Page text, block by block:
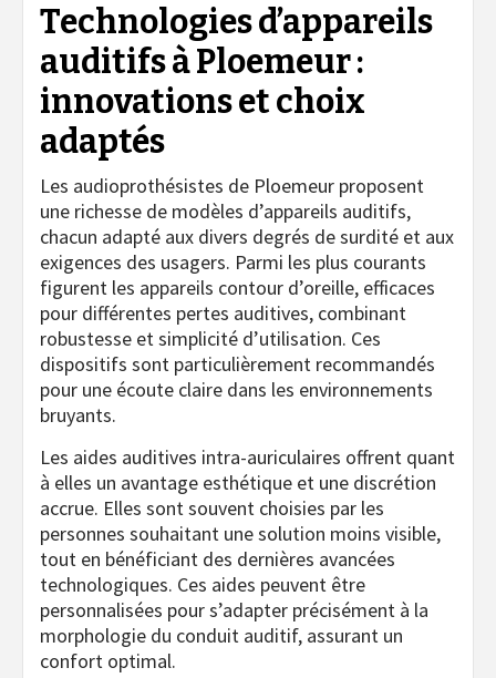
Technologies d’appareils
auditifs à Ploemeur :
innovations et choix
adaptés
Les audioprothésistes de Ploemeur proposent
une richesse de modèles d’appareils auditifs,
chacun adapté aux divers degrés de surdité et aux
exigences des usagers. Parmi les plus courants
figurent les appareils contour d’oreille, efficaces
pour différentes pertes auditives, combinant
robustesse et simplicité d’utilisation. Ces
dispositifs sont particulièrement recommandés
pour une écoute claire dans les environnements
bruyants.
Les aides auditives intra-auriculaires offrent quant
à elles un avantage esthétique et une discrétion
accrue. Elles sont souvent choisies par les
personnes souhaitant une solution moins visible,
tout en bénéficiant des dernières avancées
technologiques. Ces aides peuvent être
personnalisées pour s’adapter précisément à la
morphologie du conduit auditif, assurant un
confort optimal.